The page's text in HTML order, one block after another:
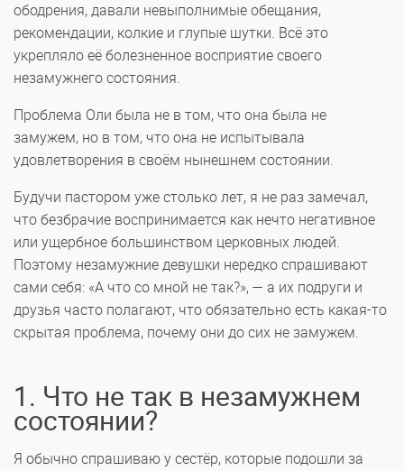
ободрения, давали невыполнимые обещания,
рекомендации, колкие и глупые шутки. Всё это
укрепляло её болезненное восприятие своего
незамужнего состояния.
Проблема Оли была не в том, что она была не
замужем, но в том, что она не испытывала
удовлетворения в своём нынешнем состоянии.
Будучи пастором уже столько лет, я не раз замечал,
что безбрачие воспринимается как нечто негативное
или ущербное большинством церковных людей.
Поэтому незамужние девушки нередко спрашивают
сами себя: «А что со мной не так?», — а их подруги и
друзья часто полагают, что обязательно есть какая-то
скрытая проблема, почему они до сих не замужем.
1. Что не так в незамужнем
состоянии?
Я обычно спрашиваю у сестёр, которые подошли за